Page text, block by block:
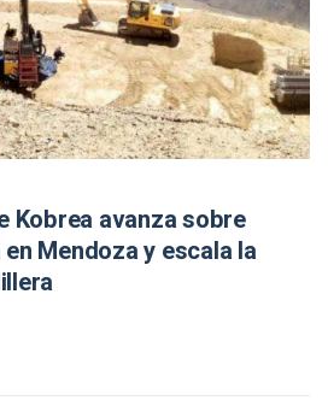
Kobrea avanza sobre
Mendoza y escala la